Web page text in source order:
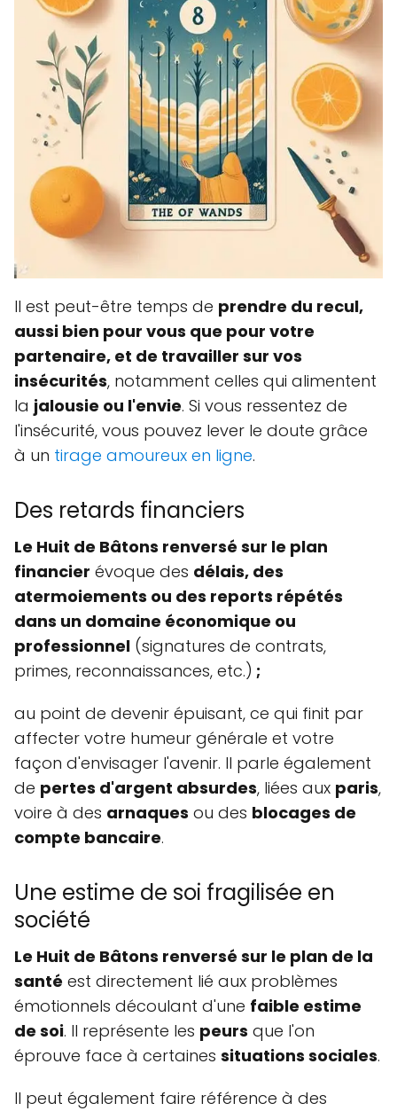
Il est peut-être temps de prendre du recul,
aussi bien pour vous que pour votre
partenaire, et de travailler sur vos
insécurités, notamment celles qui alimentent
la jalousie ou l'envie. Si vous ressentez de
l'insécurité, vous pouvez lever le doute grâce
à un tirage amoureux en ligne.
Des retards financiers
Le Huit de Bâtons renversé sur le plan
financier évoque des délais, des
atermoiements ou des reports répétés
dans un domaine économique ou
professionnel (signatures de contrats,
primes, reconnaissances, etc.) ;
au point de devenir épuisant, ce qui finit par
affecter votre humeur générale et votre
façon d'envisager l'avenir. Il parle également
de pertes d'argent absurdes, liées aux paris,
voire à des arnaques ou des blocages de
compte bancaire.
Une estime de soi fragilisée en
société
Le Huit de Bâtons renversé sur le plan de la
santé est directement lié aux problèmes
émotionnels découlant d'une faible estime
de soi. Il représente les peurs que l'on
éprouve face à certaines situations sociales.
Il peut également faire référence à des